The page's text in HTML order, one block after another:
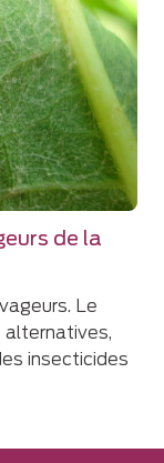
de la
Le
alternatives,
insecticides